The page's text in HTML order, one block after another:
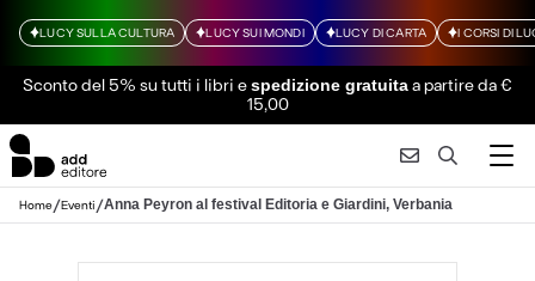
LUCY SULLA CULTURA LUCY SUI MONDI LUCY DI CARTA I CORSI DI
Sconto del 5% su tutti i libri espedizione gratuitaa partire da €
15,00
Home/Eventi/Anna Peyron al festival Editoria e Giardini, Verbania